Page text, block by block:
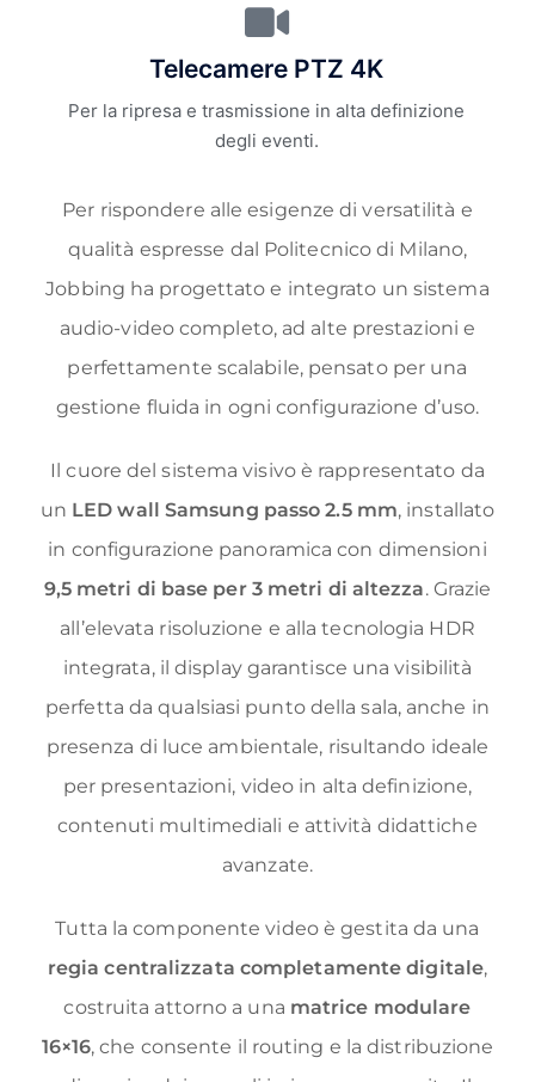
Telecamere PTZ 4K
Per la ripresa e trasmissione in alta definizione
degli eventi.
Per rispondere alle esigenze di versatilità e
qualità espresse dal Politecnico di Milano,
Jobbing ha progettato e integrato un sistema
audio-video completo, ad alte prestazioni e
perfettamente scalabile, pensato per una
gestione fluida in ogni configurazione d’uso.
Il cuore del sistema visivo è rappresentato da
un LED wall Samsung passo 2.5 mm, installato
in configurazione panoramica con dimensioni
9,5 metri di base per 3 metri di altezza. Grazie
all’elevata risoluzione e alla tecnologia HDR
integrata, il display garantisce una visibilità
perfetta da qualsiasi punto della sala, anche in
presenza di luce ambientale, risultando ideale
per presentazioni, video in alta definizione,
contenuti multimediali e attività didattiche
avanzate.
Tutta la componente video è gestita da una
regia centralizzata completamente digitale,
costruita attorno a una matrice modulare
16×16, che consente il routing e la distribuzione